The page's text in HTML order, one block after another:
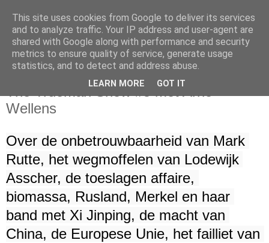
zaterdag 16 januari 2021
The Trueman Show #5 met Arno
Wellens
Over de onbetrouwbaarheid van Mark
Rutte, het wegmoffelen van Lodewijk
Asscher, de toeslagen affaire,
biomassa, Rusland, Merkel en haar
band met Xi Jinping, de macht van
China, de Europese Unie, het failliet van
This site uses cookies from Google to deliver its services
and to analyze traffic. Your IP address and user-agent are
shared with Google along with performance and security
metrics to ensure quality of service, generate usage
statistics, and to detect and address abuse.
LEARN MORE GOT IT